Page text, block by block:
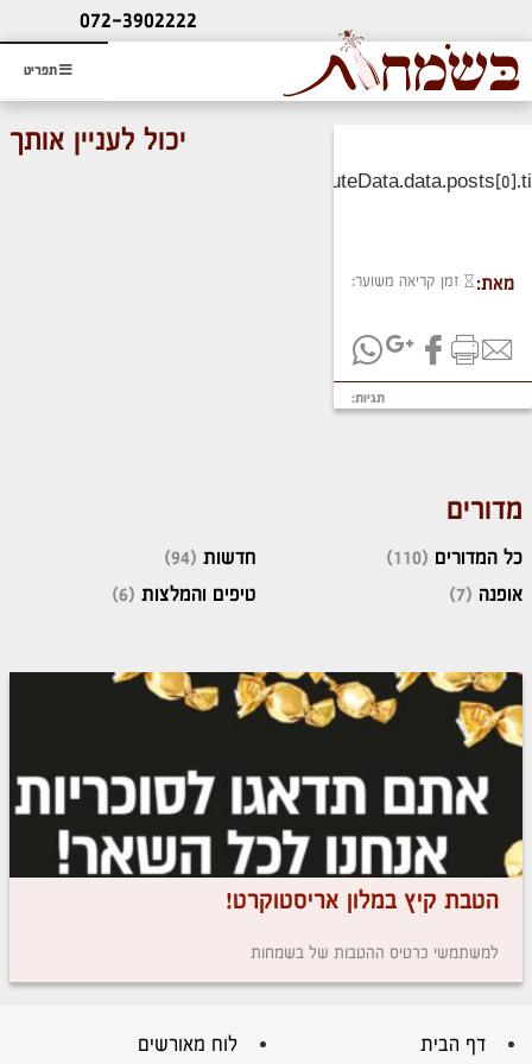
תפריט
ליעוץ חינם
והזמנת כרטיס שמחות
072-3902222
מאת: זמן קריאה משוער:
תגיות:
יכול לעניין אותך
מדורים
כל המדורים (110)
אופנה (7)
חדשות (94)
טיפים והמלצות (6)
הטבת קיץ במלון אריסטוקרט!
למשתמשי כרטיס ההטבות של בשמחות
דף הבית לוח מאורשים